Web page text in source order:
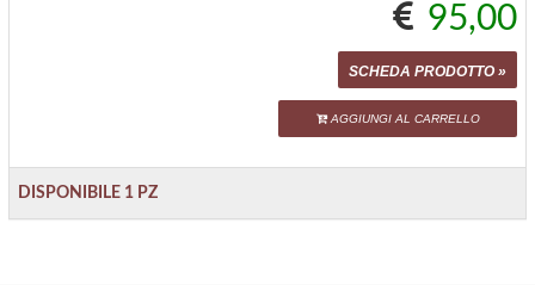
95,00
SCHEDA PRODOTTO »
AGGIUNGI AL CARRELLO
DISPONIBILE 1 PZ